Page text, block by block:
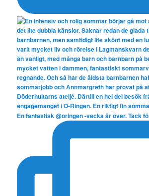
En fantastisk @oringen -vecka är över. Tack fö